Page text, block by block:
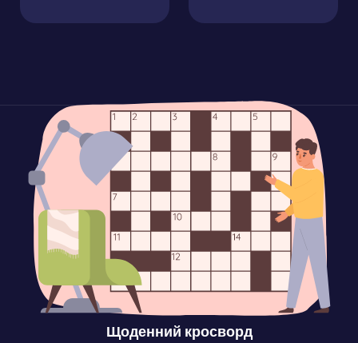
Щоденний кросворд